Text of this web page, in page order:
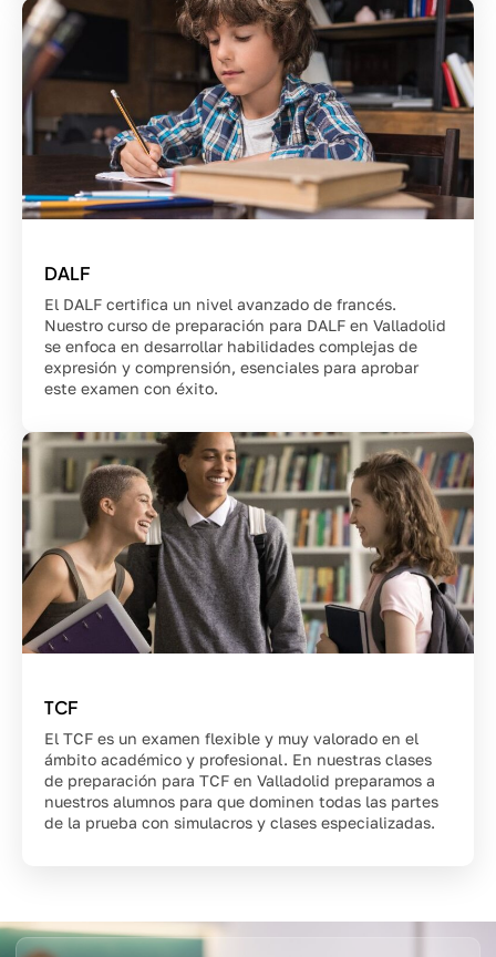
DALF
El DALF certifica un nivel avanzado de francés.
Nuestro curso de preparación para DALF en Valladolid
se enfoca en desarrollar habilidades complejas de
expresión y comprensión, esenciales para aprobar
este examen con éxito.
TCF
El TCF es un examen flexible y muy valorado en el
ámbito académico y profesional. En nuestras clases
de preparación para TCF en Valladolid preparamos a
nuestros alumnos para que dominen todas las partes
de la prueba con simulacros y clases especializadas.